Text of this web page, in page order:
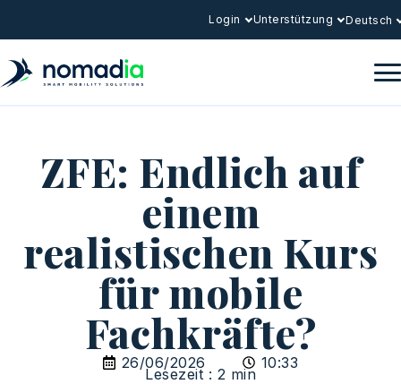
Login Unterstützung Deutsch
ZFE: Endlich auf
einem
realistischen Kurs
für mobile
Fachkräfte?
26/06/2026 10:33
Lesezeit : 2 min